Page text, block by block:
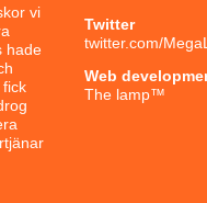
vi
hade
Twitter
twitter.com/
Web
The lamp™